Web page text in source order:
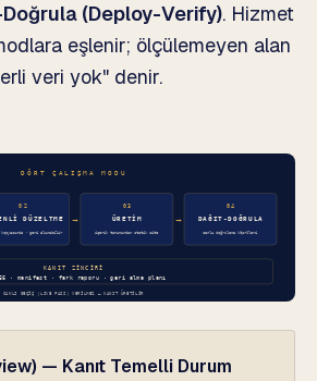
Doğrula (Deploy-Verify). Hizmet
eşlenir; ölçülemeyen alan
veri yok" denir.
— Kanıt Temelli Durum